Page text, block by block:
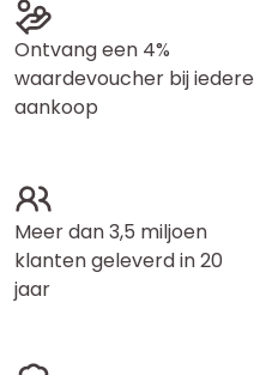
Ontvang een 4%
waardevoucher bij iedere
aankoop
Meer dan 3,5 miljoen
klanten geleverd in 20
jaar